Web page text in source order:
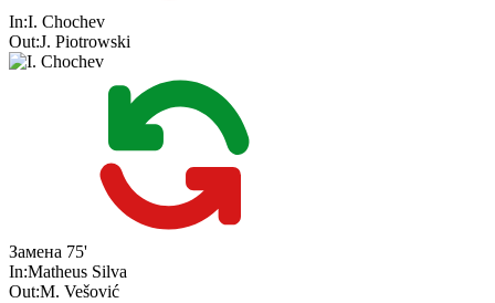
In:I. Chochev
Out:J. Piotrowski
Замена 75'
In:Matheus Silva
Out:M. Vešović